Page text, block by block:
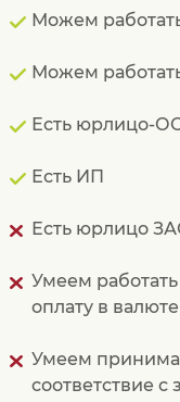
Можем
Можем
Есть юрлицо-
Есть ИП
Есть юрлицо
Умеем
оплату в валюте
Умеем
соответствие с